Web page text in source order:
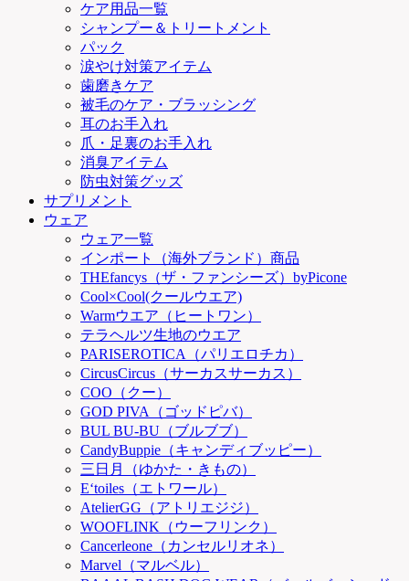
ケア用品一覧
シャンプー＆トリートメント
パック
涙やけ対策アイテム
歯磨きケア
被毛のケア・ブラッシング
耳のお手入れ
爪・足裏のお手入れ
消臭アイテム
防虫対策グッズ
サプリメント
ウェア
ウェア一覧
インポート（海外ブランド）商品
THEfancys（ザ・ファンシーズ）byPicone
Cool×Cool(クールウエア)
Warmウエア（ヒートワン）
テラヘルツ生地のウエア
PARISEROTICA（パリエロチカ）
CircusCircus（サーカスサーカス）
COO（クー）
GOD PIVA（ゴッドピバ）
BUL BU-BU（ブルブブ）
CandyBuppie（キャンディブッピー）
三日月（ゆかた・きもの）
E‘toiles（エトワール）
AtelierGG（アトリエジジ）
WOOFLINK（ウーフリンク）
Cancerleone（カンセルリオネ）
Marvel（マルベル）